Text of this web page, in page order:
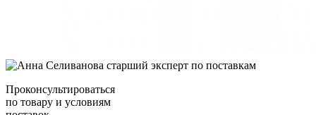
Проконсультироваться
по товару и условиям